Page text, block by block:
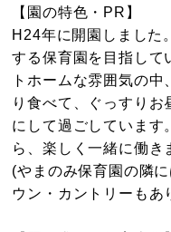
【園の特色・PR】
H24年に開園しました
する保育園を目指して
トホームな雰囲気の
り食べて、ぐっすりお
にして過ごしています
ら、楽しく一緒に働き
(やまのみ保育園の隣
ウン・カントリーもあ